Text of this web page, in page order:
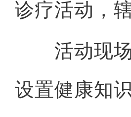
诊疗活动，
活动现场
设置健康知